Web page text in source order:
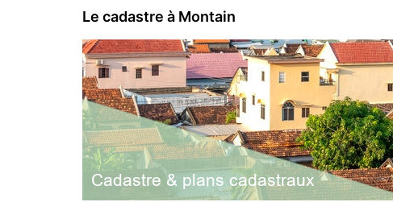
Le cadastre à Montain